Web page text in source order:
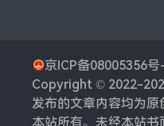
京ICP备08005356
Copyright © 2022-
发布的文章内容均为原
本站所有。未经本站